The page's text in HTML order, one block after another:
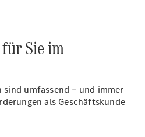
Sie im
sind umfassend – und immer
als Geschäftskunde